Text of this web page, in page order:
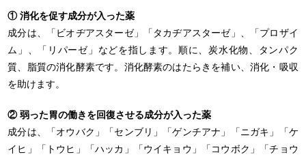
① 消化を促す成分が入った薬
成分は、「ビオヂアスターゼ」「タカヂアスターゼ」、「プロザイ
ム」、「リパーゼ」などを指します。順に、炭水化物、タンパク
質、脂質の消化酵素です。消化酵素のはたらきを補い、消化・吸収
を助けます。
② 弱った胃の働きを回復させる成分が入った薬
成分は、「オウバク」「センブリ」「ゲンチアナ」「ニガキ」「ケ
イヒ」「トウヒ」「ハッカ」「ウイキョウ」「コウボク」「チョウ